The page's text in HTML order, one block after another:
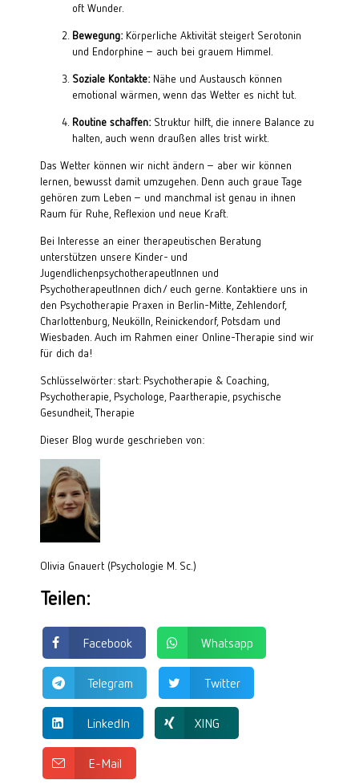
oft Wunder.
Bewegung: Körperliche Aktivität steigert Serotonin
und Endorphine – auch bei grauem Himmel.
Soziale Kontakte: Nähe und Austausch können
emotional wärmen, wenn das Wetter es nicht tut.
Routine schaffen: Struktur hilft, die innere Balance zu
halten, auch wenn draußen alles trist wirkt.
Das Wetter können wir nicht ändern – aber wir können
lernen, bewusst damit umzugehen. Denn auch graue Tage
gehören zum Leben – und manchmal ist genau in ihnen
Raum für Ruhe, Reflexion und neue Kraft.
Bei Interesse an einer therapeutischen Beratung
unterstützen unsere Kinder- und
JugendlichenpsychotherapeutInnen und
PsychotherapeutInnen dich/ euch gerne. Kontaktiere uns in
den Psychotherapie Praxen in Berlin-Mitte Zehlendorf,
Charlottenburg Neukölln Reinickendorf, Potsdam und
Wiesbaden . Auch im Rahmen einer Online-Therapie sind wir
für dich da!
Schlüsselwörter: start: Psychotherapie & Coaching,
Psychotherapie, Psychologe, Paartherapie, psychische
Gesundheit, Therapie
Dieser Blog wurde geschrieben von:
Olivia Gnauert (Psychologie M. Sc.)
Teilen:
Facebook Whatsapp
Telegram Twitter
LinkedIn XING
E-Mail